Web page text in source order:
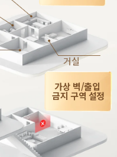
거실
가상 벽/출입
금지 구역 설정